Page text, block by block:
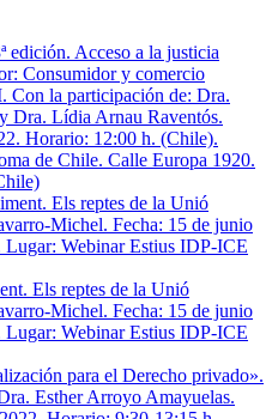
edición. Acceso a la justicia
Consumidor y comercio
Con la participación de: Dra.
Dra. Lídia Arnau Raventós.
Horario: 12:00 h. (Chile).
de Chile. Calle Europa 1920.
Els reptes de la Unió
Michel. Fecha: 15 de junio
Webinar Estius IDP-ICE